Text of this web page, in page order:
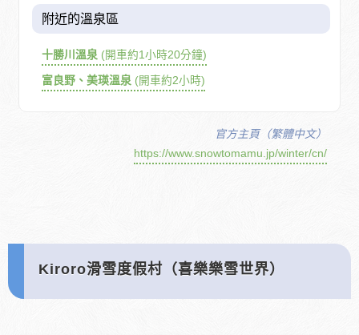
附近的溫泉區
十勝川溫泉 (開車約1小時20分鐘)
富良野、美瑛溫泉 (開車約2小時)
官方主頁（繁體中文）
https://www.snowtomamu.jp/winter/cn/
Kiroro滑雪度假村（喜樂樂雪世界）